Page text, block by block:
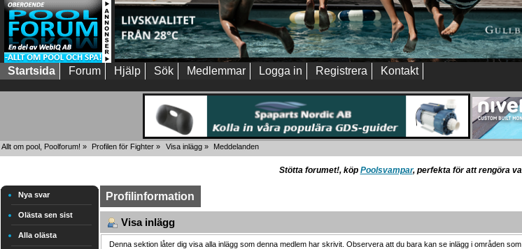
Startsida Forum Hjälp Sök Medlemmar Logga in Registrera Kontakt
Allt om pool, Poolforum! » Profilen för Fighter » Visa inlägg» Meddelanden
Stötta forumet!, köp Poolsvampar, perfekta för att rengöra
Nya svar
Olästa sen sist
Alla olästa
Profilinformation
Visa inlägg
Denna sektion låter dig visa alla inlägg som denna medlem har skrivit. Observera att du bara kan se inlägg i områden som